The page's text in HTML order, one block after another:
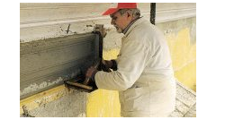
starších rodinných nebo
panelových domů. Snížení úniků
tepla se ale nejvíce…